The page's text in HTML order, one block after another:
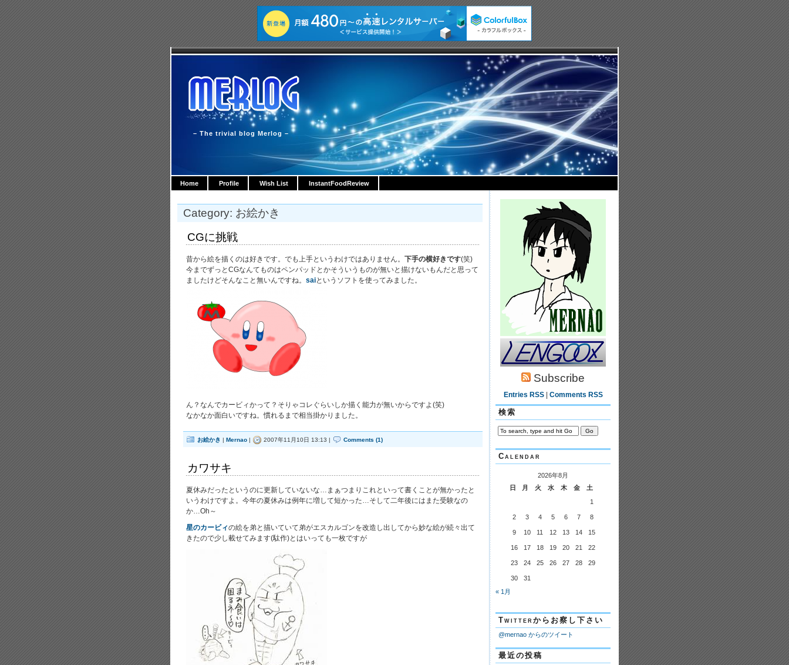
– The trivial blog Merlog –
Home Profile Wish List InstantFoodReview
Category: お絵かき
CGに挑戦
昔から絵を描くのは好きです。でも上手というわけではありません。 下手の横好きです(笑)
今までずっとCGなんてものはペンパッドとかそういうものが無いと描けないもんだと思って
ましたけどそんなこと無いんですね。 saiというソフトを使ってみました。
ん？なんでカービィかって？そりゃコレぐらいしか描く能力が無いからですよ(笑)
なかなか面白いですね。慣れるまで相当掛かりました。
お絵かき | Mernao | 2007年11月10日 13:13 | Comments (1)
カワサキ
夏休みだったというのに更新していないな…まぁつまりこれといって書くことが無かったと
いうわけですよ。今年の夏休みは例年に増して短かった…そして二年後にはまた受験なの
か…Oh～
星のカービィの絵を弟と描いていて弟がエスカルゴンを改造し出してから妙な絵が続々出て
きたので少し載せてみます(駄作)とはいっても一枚ですが
Subscribe
Entries RSS| Comments RSS
検索
Calendar
2026年8月
日
月 火 水 木 金
土
1
2 3 4 5 6 7 8
9 10 11 12 13 14 15
16 17 18 19 20 21 22
23 24 25 26 27 28 29
30
31
« 1月
Twitterからお察し下さい
@mernao からのツイート
最近の投稿